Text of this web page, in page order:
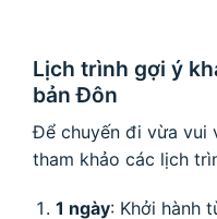
Lịch trình gợi ý
bản Đôn
Để chuyến đi vừa vui
tham khảo các lịch
1 ngày: Khởi hành